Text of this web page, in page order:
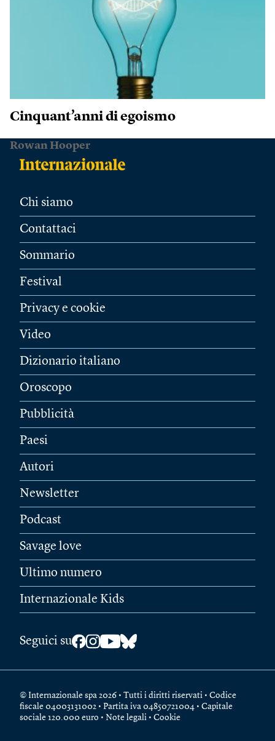
Cinquant’anni di egoismo
Rowan Hooper
Chi siamo
Contattaci
Sommario
Festival
Privacy e cookie
Video
Dizionario italiano
Oroscopo
Pubblicità
Paesi
Autori
Newsletter
Podcast
Savage love
Ultimo numero
Internazionale Kids
Seguici su
© Internazionale spa 2026 • Tutti i diritti riservati • Codice
fiscale 04003131002 • Partita iva 04850721004 • Capitale
sociale 120.000 euro • Note legali • Cookie